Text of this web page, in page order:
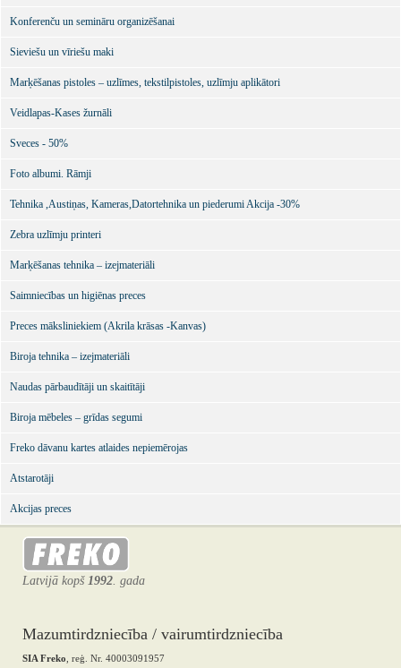
Konferenču un semināru organizēšanai
Sieviešu un vīriešu maki
Marķēšanas pistoles – uzlīmes, tekstilpistoles, uzlīmju aplikātori
Veidlapas-Kases žurnāli
Sveces - 50%
Foto albumi. Rāmji
Tehnika ,Austiņas, Kameras,Datortehnika un piederumi Akcija -30%
Zebra uzlīmju printeri
Marķēšanas tehnika – izejmateriāli
Saimniecības un higiēnas preces
Preces māksliniekiem (Akrila krāsas -Kanvas)
Biroja tehnika – izejmateriāli
Naudas pārbaudītāji un skaitītāji
Biroja mēbeles – grīdas segumi
Freko dāvanu kartes atlaides nepiemērojas
Atstarotāji
Akcijas preces
Latvijā kopš 1992. gada
Mazumtirdzniecība / vairumtirdzniecība
SIA Freko , reģ. Nr. 40003091957